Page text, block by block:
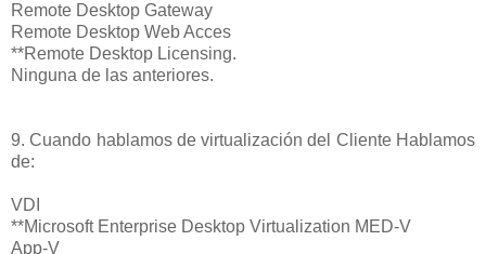
Remote Desktop Gateway
Remote Desktop Web Acces
**Remote Desktop Licensing.
Ninguna de las anteriores.
9. Cuando hablamos de virtualización del Cliente Hablamos
de:
VDI
**Microsoft Enterprise Desktop Virtualization MED-V
App-V